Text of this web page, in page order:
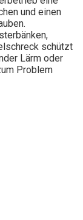
und einen
schützt
Lärm oder
Problem